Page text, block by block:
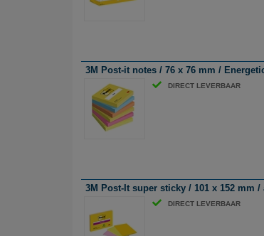
3M Post-it notes / 76 x 76 mm /
DIRECT LEVERBAAR
3M Post-It super sticky / 101 x 152 mm
DIRECT LEVERBAAR